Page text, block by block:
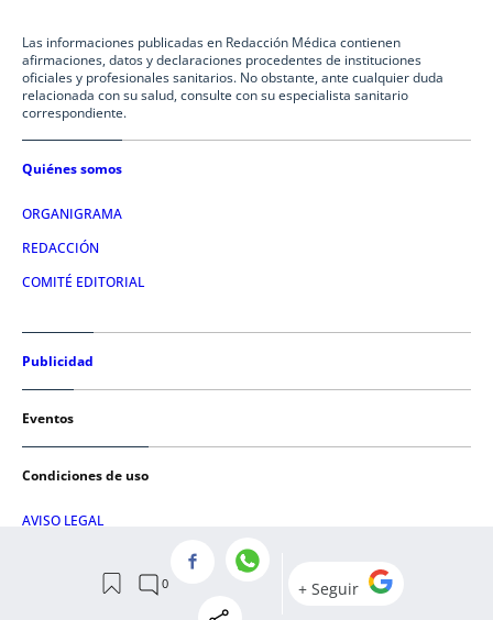
Las informaciones publicadas en Redacción Médica contienen
afirmaciones, datos y declaraciones procedentes de instituciones
oficiales y profesionales sanitarios. No obstante, ante cualquier duda
relacionada con su salud, consulte con su especialista sanitario
correspondiente.
Quiénes somos
ORGANIGRAMA
REDACCIÓN
COMITÉ EDITORIAL
Publicidad
Eventos
Condiciones de uso
AVISO LEGAL
POLÍTICA DE COOKIES